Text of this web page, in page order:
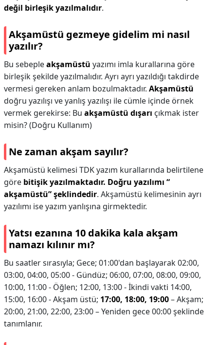
değil birleşik yazılmalıdır.
Akşamüstü gezmeye gidelim mi nasıl
yazılır?
Bu sebepleakşamüstü yazımı imla kurallarına göre
birleşik şekilde yazılmalıdır. Ayrı ayrı yazıldığı takdirde
vermesi gereken anlam bozulmaktadır. Akşamüstü
doğru yazılışı ve yanlış yazılışı ile cümle içinde örnek
vermek gerekirse: Bu akşamüstü dışarı çıkmak ister
misin? (Doğru Kullanım)
Ne zaman akşam sayılır?
Akşamüstü kelimesi TDK yazım kurallarında belirtilene
göre bitişik yazılmaktadır. Doğru yazılımı “
akşamüstü” şeklindedir. Akşamüstü kelimesinin ayrı
yazılımı ise yazım yanlışına girmektedir.
Yatsı ezanına 10 dakika kala akşam
namazı kılınır mı?
Bu saatler sırasıyla; Gece; 01:00'dan başlayarak 02:00,
03:00, 04:00, 05:00 - Gündüz; 06:00, 07:00, 08:00, 09:00,
10:00, 11:00 - Öğlen; 12:00, 13:00 - İkindi vakti 14:00,
15:00, 16:00 - Akşam üstü; 17:00, 18:00, 19:00– Akşam;
20:00, 21:00, 22:00, 23:00 – Yeniden gece 00:00 şeklinde
tanımlanır.